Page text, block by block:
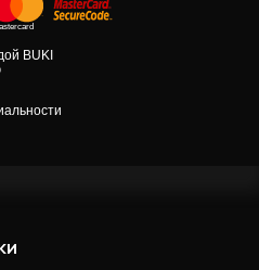
BUKI